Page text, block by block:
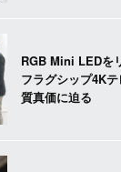
RGB Mini LEDを
フラグシップ4K
質真価に迫る